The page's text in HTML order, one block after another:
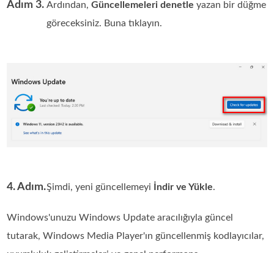
Adım 3. Ardından,Güncellemeleri denetle yazan bir düğme
göreceksiniz. Buna tıklayın.
4. Adım.Şimdi, yeni güncellemeyi İndir ve Yükle.
Windows'unuzu Windows Update aracılığıyla güncel
tutarak, Windows Media Player'ın güncellenmiş kodlayıcılar,